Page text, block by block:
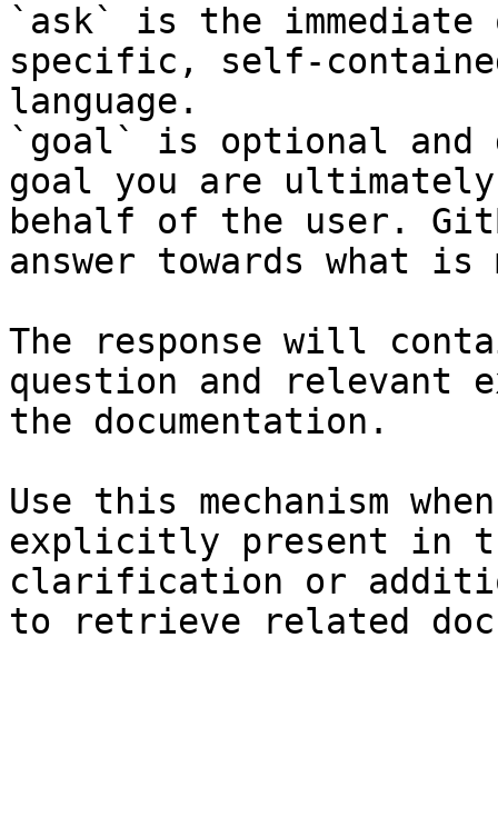
`ask` is the
specific, self-
language.
`goal` is optional and
goal you are
behalf of the user.
answer towards what
The response will
question and relevant
the documentation.
Use this mechanism
explicitly present in
clarification or